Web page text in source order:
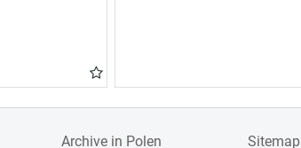
Archive in Polen Sitemap